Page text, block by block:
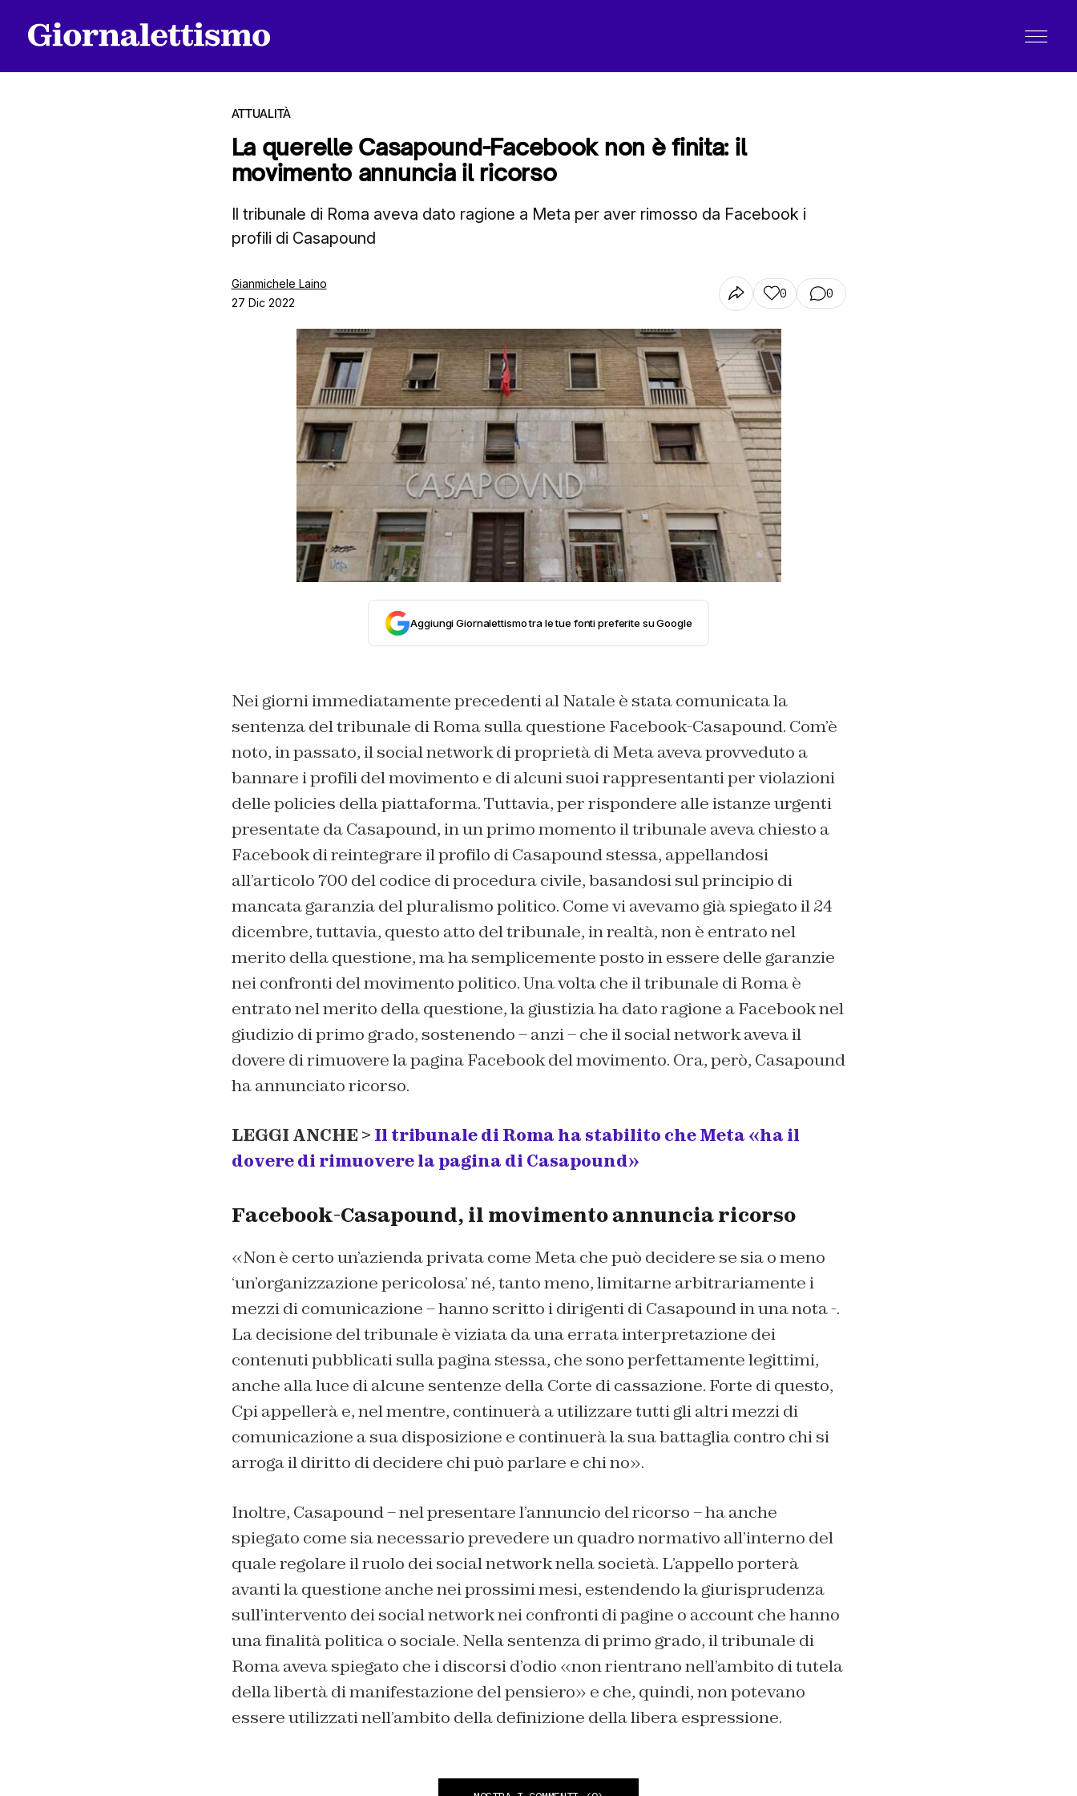
ATTUALITÀ
La querelle Casapound-Facebook non è finita: il
movimento annuncia il ricorso
Il tribunale di Roma aveva dato ragione a Meta per aver rimosso da Facebook i
profili di Casapound
Gianmichele Laino
27 Dic 2022
0 0
Aggiungi Giornalettismo tra le tue fonti preferite su Google
Nei giorni immediatamente precedenti al Natale è stata comunicata la
sentenza del tribunale di Roma sulla questione Facebook-Casapound. Com’è
noto, in passato, il social network di proprietà di Meta aveva provveduto a
bannare i profili del movimento e di alcuni suoi rappresentanti per violazioni
delle policies della piattaforma. Tuttavia, per rispondere alle istanze urgenti
presentate da Casapound, in un primo momento il tribunale aveva chiesto a
Facebook di reintegrare il profilo di Casapound stessa, appellandosi
all’articolo 700 del codice di procedura civile, basandosi sul principio di
mancata garanzia del pluralismo politico. Come vi avevamo già spiegato il 24
dicembre, tuttavia, questo atto del tribunale, in realtà, non è entrato nel
merito della questione, ma ha semplicemente posto in essere delle garanzie
nei confronti del movimento politico. Una volta che il tribunale di Roma è
entrato nel merito della questione, la giustizia ha dato ragione a Facebook nel
giudizio di primo grado, sostenendo – anzi – che il social network aveva il
dovere di rimuovere la pagina Facebook del movimento. Ora, però, Casapound
ha annunciato ricorso.
LEGGI ANCHE > Il tribunale di Roma ha stabilito che Meta «ha il
dovere di rimuovere la pagina di Casapound»
Facebook-Casapound, il movimento annuncia ricorso
«Non è certo un’azienda privata come Meta che può decidere se sia o meno
‘un’organizzazione pericolosa’ né, tanto meno, limitarne arbitrariamente i
mezzi di comunicazione – hanno scritto i dirigenti di Casapound in una nota -.
La decisione del tribunale è viziata da una errata interpretazione dei
contenuti pubblicati sulla pagina stessa, che sono perfettamente legittimi,
anche alla luce di alcune sentenze della Corte di cassazione. Forte di questo,
Cpi appellerà e, nel mentre, continuerà a utilizzare tutti gli altri mezzi di
comunicazione a sua disposizione e continuerà la sua battaglia contro chi si
arroga il diritto di decidere chi può parlare e chi no».
Inoltre, Casapound – nel presentare l’annuncio del ricorso – ha anche
spiegato come sia necessario prevedere un quadro normativo all’interno del
quale regolare il ruolo dei social network nella società. L’appello porterà
avanti la questione anche nei prossimi mesi, estendendo la giurisprudenza
sull’intervento dei social network nei confronti di pagine o account che hanno
una finalità politica o sociale. Nella sentenza di primo grado, il tribunale di
Roma aveva spiegato che i discorsi d’odio «non rientrano nell’ambito di tutela
della libertà di manifestazione del pensiero» e che, quindi, non potevano
essere utilizzati nell’ambito della definizione della libera espressione.